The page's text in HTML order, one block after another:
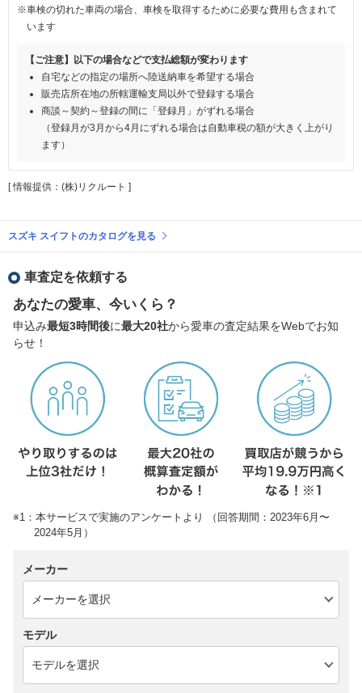
※車検の切れた車両の場合、車検を取得するために必要な費用も含まれて
います
【ご注意】以下の場合などで支払総額が変わります
自宅などの指定の場所へ陸送納車を希望する場合
販売店所在地の所轄運輸支局以外で登録する場合
商談～契約～登録の間に「登録月」がずれる場合
（登録月が3月から4月にずれる場合は自動車税の額が大きく上がり
ます）
[ 情報提供：(株)リクルート ]
スズキ スイフトのカタログを見る
車査定を依頼する
あなたの愛車、今いくら？
申込み最短3時間後に最大20社から愛車の査定結果をWebでお知
らせ！
※1：本サービスで実施のアンケートより （回答期間：2023年6月〜
2024年5月）
メーカー
モデル